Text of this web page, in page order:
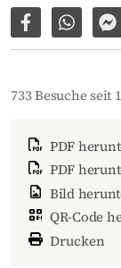
Auf Per
733 Besuche seit
PDF
PDF
Bild
QR-Code
Drucken